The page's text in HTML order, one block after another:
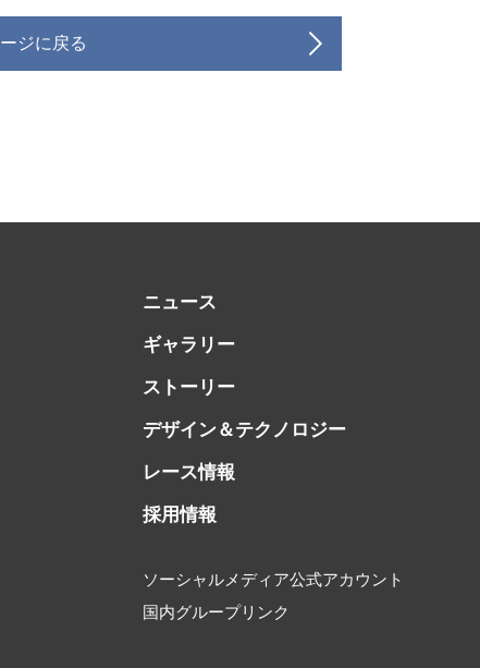
ジに戻る
ニュース
ギャラリー
ストーリー
デザイン＆テクノロジー
レース情報
採用情報
ソーシャルメディア公式アカウント
国内グループリンク